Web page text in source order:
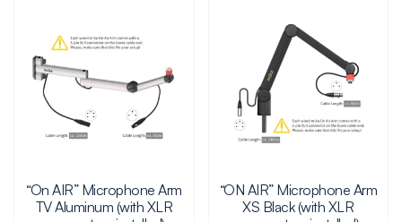
“On AIR” Microphone Arm
TV Aluminum (with XLR
“ON AIR” Microphone Arm
XS Black (with XLR